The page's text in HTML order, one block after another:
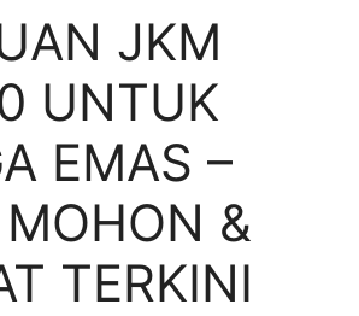
JKM
UNTUK
EMAS –
&
TERKINI